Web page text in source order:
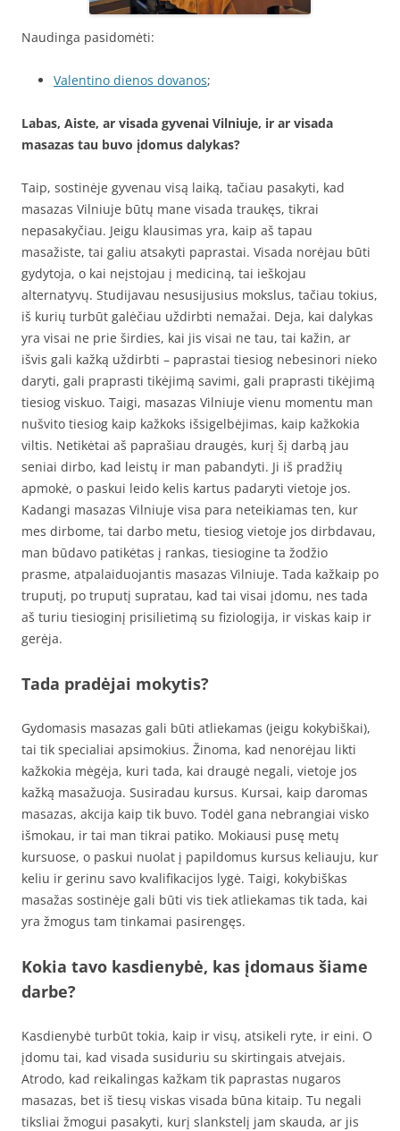
Naudinga pasidomėti:
Valentino dienos dovanos;
Labas, Aiste, ar visada gyvenai Vilniuje, ir ar visada
masazas tau buvo įdomus dalykas?
Taip, sostinėje gyvenau visą laiką, tačiau pasakyti, kad
masazas Vilniuje būtų mane visada traukęs, tikrai
nepasakyčiau. Jeigu klausimas yra, kaip aš tapau
masažiste, tai galiu atsakyti paprastai. Visada norėjau būti
gydytoja, o kai neįstojau į mediciną, tai ieškojau
alternatyvų. Studijavau nesusijusius mokslus, tačiau tokius,
iš kurių turbūt galėčiau uždirbti nemažai. Deja, kai dalykas
yra visai ne prie širdies, kai jis visai ne tau, tai kažin, ar
išvis gali kažką uždirbti – paprastai tiesiog nebesinori nieko
daryti, gali praprasti tikėjimą savimi, gali praprasti tikėjimą
tiesiog viskuo. Taigi, masazas Vilniuje vienu momentu man
nušvito tiesiog kaip kažkoks išsigelbėjimas, kaip kažkokia
viltis. Netikėtai aš paprašiau draugės, kurį šį darbą jau
seniai dirbo, kad leistų ir man pabandyti. Ji iš pradžių
apmokė, o paskui leido kelis kartus padaryti vietoje jos.
Kadangi masazas Vilniuje visa para neteikiamas ten, kur
mes dirbome, tai darbo metu, tiesiog vietoje jos dirbdavau,
man būdavo patikėtas į rankas, tiesiogine ta žodžio
prasme, atpalaiduojantis masazas Vilniuje. Tada kažkaip po
truputį, po truputį supratau, kad tai visai įdomu, nes tada
aš turiu tiesioginį prisilietimą su fiziologija, ir viskas kaip ir
gerėja.
Tada pradėjai mokytis?
Gydomasis masazas gali būti atliekamas (jeigu kokybiškai),
tai tik specialiai apsimokius. Žinoma, kad nenorėjau likti
kažkokia mėgėja, kuri tada, kai draugė negali, vietoje jos
kažką masažuoja. Susiradau kursus. Kursai, kaip daromas
masazas, akcija kaip tik buvo. Todėl gana nebrangiai visko
išmokau, ir tai man tikrai patiko. Mokiausi pusę metų
kursuose, o paskui nuolat į papildomus kursus keliauju, kur
keliu ir gerinu savo kvalifikacijos lygė. Taigi, kokybiškas
masažas sostinėje gali būti vis tiek atliekamas tik tada, kai
yra žmogus tam tinkamai pasirengęs.
Kokia tavo kasdienybė, kas įdomaus šiame
darbe?
Kasdienybė turbūt tokia, kaip ir visų, atsikeli ryte, ir eini. O
įdomu tai, kad visada susiduriu su skirtingais atvejais.
Atrodo, kad reikalingas kažkam tik paprastas nugaros
masazas, bet iš tiesų viskas visada būna kitaip. Tu negali
tiksliai žmogui pasakyti, kurį slankstelį jam skauda, ar jis